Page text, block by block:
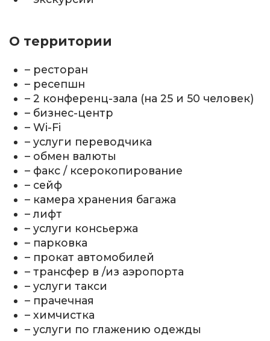
О территории
– ресторан
– ресепшн
– 2 конференц-зала (на 25 и 50 человек)
– бизнес-центр
– Wi-Fi
– услуги переводчика
– обмен валюты
– факс / ксерокопирование
– сейф
– камера хранения багажа
– лифт
– услуги консьержа
– парковка
– прокат автомобилей
– трансфер в /из аэропорта
– услуги такси
– прачечная
– химчистка
– услуги по глажению одежды